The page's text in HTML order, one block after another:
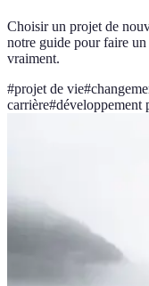
Choisir un projet de
notre guide pour faire
vraiment.
#projet de vie#
carrière#développement